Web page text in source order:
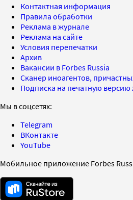
Контактная информация
Правила обработки
Реклама в журнале
Реклама на сайте
Условия перепечатки
Архив
Вакансии в Forbes Russia
Сканер иноагентов,
Подписка на печатную версию
Мы в соцсетях:
Telegram
ВКонтакте
YouTube
Мобильное приложение Forbes